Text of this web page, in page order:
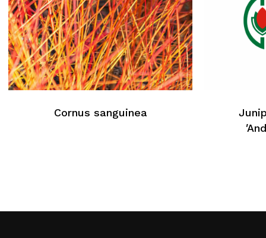
Cornus sanguinea